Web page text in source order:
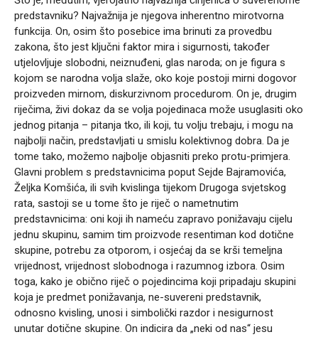
predstavniku? Najvažnija je njegova inherentno mirotvorna
funkcija. On, osim što posebice ima brinuti za provedbu
zakona, što jest ključni faktor mira i sigurnosti, također
utjelovljuje slobodni, neiznuđeni, glas naroda; on je figura s
kojom se narodna volja slaže, oko koje postoji mirni dogovor
proizveden mirnom, diskurzivnom procedurom. On je, drugim
riječima, živi dokaz da se volja pojedinaca može usuglasiti oko
jednog pitanja – pitanja tko, ili koji, tu volju trebaju, i mogu na
najbolji način, predstavljati u smislu kolektivnog dobra. Da je
tome tako, možemo najbolje objasniti preko protu-primjera.
Glavni problem s predstavnicima poput Sejde Bajramovića,
Željka Komšića, ili svih kvislinga tijekom Drugoga svjetskog
rata, sastoji se u tome što je riječ o nametnutim
predstavnicima: oni koji ih nameću zapravo ponižavaju cijelu
jednu skupinu, samim tim proizvode resentiman kod dotične
skupine, potrebu za otporom, i osjećaj da se krši temeljna
vrijednost, vrijednost slobodnoga i razumnog izbora. Osim
toga, kako je obično riječ o pojedincima koji pripadaju skupini
koja je predmet ponižavanja, ne-suvereni predstavnik,
odnosno kvisling, unosi i simbolički razdor i nesigurnost
unutar dotične skupine. On indicira da „neki od nas“ jesu